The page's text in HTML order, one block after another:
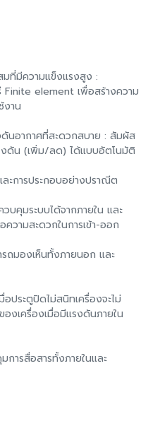
มที่มีความแข็งแรงสูง :
Finite element เพื่อสร้างความ
งาน
นอากาศที่สะดวกสบาย : สัมผัส
งดัน (เพิ่ม/ลด) ได้แบบอัตโนมัติ
ะการประกอบอย่างปราณีต
บคุมระบบได้จากภายใน และ
วามสะดวกในการเข้า-ออก
รถมองเห็นทั้งภายนอก และ
ประตูปิดไม่สนิทเครื่องจะไม่
งเครื่องเมื่อมีแรงดันภายใน
การสื่อสารทั้งภายในและ